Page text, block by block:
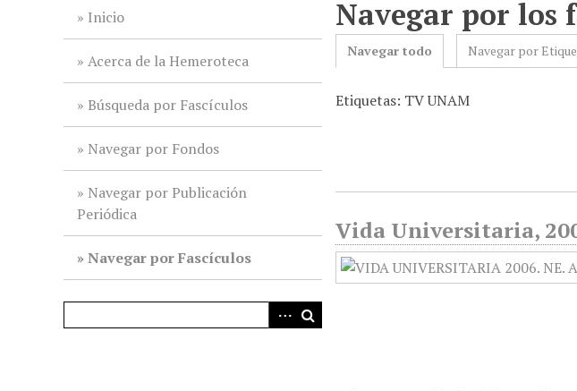
Inicio
Acerca de la Hemeroteca
Búsqueda por Fascículos
Navegar por Fondos
Navegar por Publicación
Periódica
Navegar por Fascículos
Navegar por los
Navegar todo Navegar por
Etiquetas: TV UNAM
Vida Universitaria,